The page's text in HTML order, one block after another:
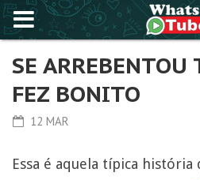
SE ARREBENTOU
FEZ BONITO
12 MAR
Essa é aquela típica história